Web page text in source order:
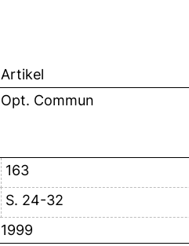
Artikel
Opt. Commun
163
S. 24-32
1999